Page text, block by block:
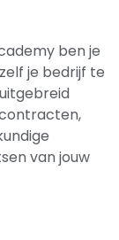
ben je
je bedrijf te
van jouw